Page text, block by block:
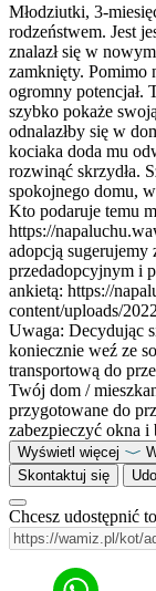
Młodziutki, 3-
rodzeństwem. Jest
znalazł się w
zamknięty. Pomimo
ogromny potencjał.
szybko pokaże
odnalazłby się w
kociaka doda mu
rozwinąć skrzydła.
spokojnego domu,
Kto podaruje temu
https://
adopcją sugerujemy
przedadopcyjnym i
ankietą: https://
content/uploads/
Uwaga: Decydując
koniecznie weź ze
transportową do
Twój dom /
przygotowane do
zabezpieczyć okna i
Wyświetl więcej
Skontaktuj się
Chcesz udostępnić